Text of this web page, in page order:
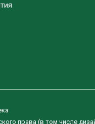
права (в том числе